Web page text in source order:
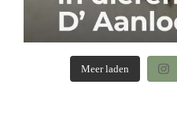
Meer laden